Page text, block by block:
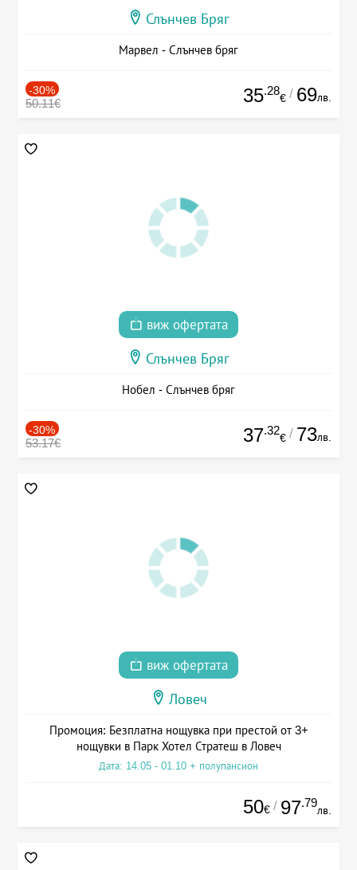
Слънчев Бряг
Марвел - Слънчев бряг
-30%
50.11€ 35.28
€ / 69лв.
виж офертата
Слънчев Бряг
Нобел - Слънчев бряг
-30%
53.17€ 37.32
€ / 73лв.
виж офертата
Ловеч
Промоция: Безплатна нощувка при престой от 3+
нощувки в Парк Хотел Стратеш в Ловеч
Дата: 14.05 - 01.10 + полупансион
50€ / 97.79
лв.